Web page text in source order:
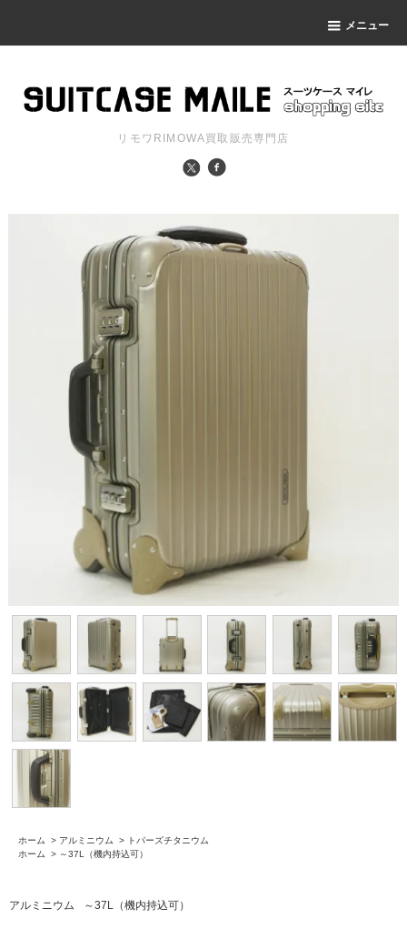
メニュー
リモワRIMOWA買取販売専門店
ホーム > アルミニウム >
トパーズチタニウム
ホーム
> ～37L（機内持込可）
アルミニウム ～37L（機内持込可）